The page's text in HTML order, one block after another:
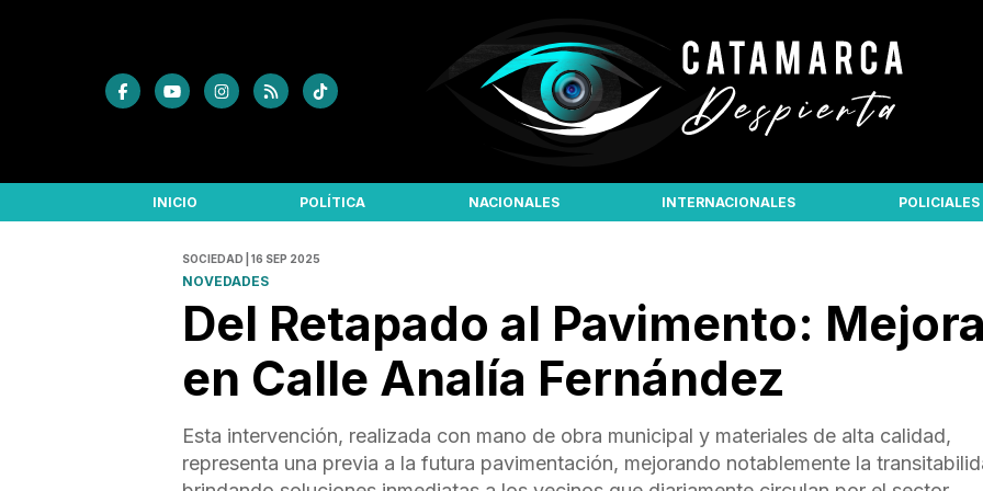
INICIO POLÍTICA NACIONALES INTERNACIONALES POLICIALES
SOCIEDAD | 16 SEP 2025
NOVEDADES
Del Retapado al Pavimento:
en Calle Analía Fernández
Esta intervención, realizada con mano de obra municipal y materiales de alta calidad,
representa una previa a la futura pavimentación, mejorando notablemente la